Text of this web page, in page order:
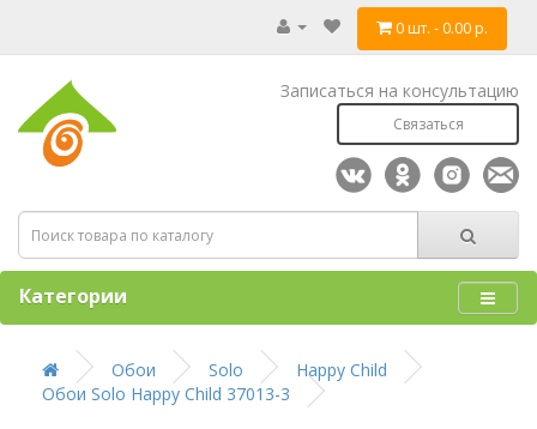
0 шт. - 0.00 р.
Записаться на консультацию
Связаться
Категории
Обои Solo
Happy Child
Обои Solo Happy Child 37013-3